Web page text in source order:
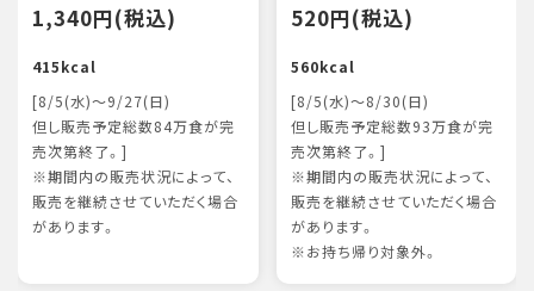
1,340円(税込)
415kcal
[8/5(水)～9/27(日)
但し販売予定総数84万食が完
売次第終了。]
※期間内の販売状況によって、
販売を継続させていただく場合
があります。
520円(税込)
560kcal
[8/5(水)～8/30(日)
但し販売予定総数93万食が完
売次第終了。]
※期間内の販売状況によって、
販売を継続させていただく場合
があります。
※お持ち帰り対象外。